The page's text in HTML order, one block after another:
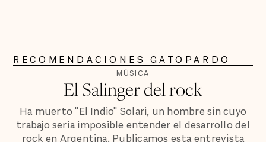
RECOMENDACIONES GATOPARDO
MÚSICA
El Salinger del rock
Ha muerto "El Indio" Solari, un hombre sin cuyo
trabajo sería imposible entender el desarrollo del
rock en Argentina. Publicamos esta entrevista